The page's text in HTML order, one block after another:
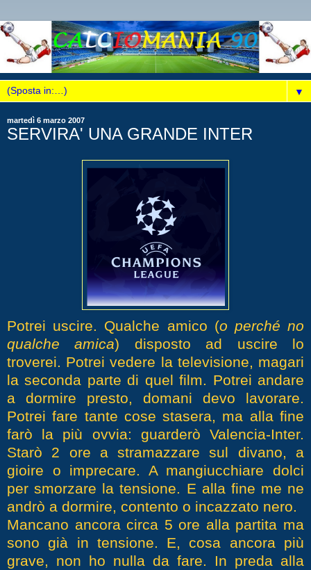
▼
martedì 6 marzo 2007
SERVIRA' UNA GRANDE INTER
Potrei uscire. Qualche amico (o perché no
qualche amica) disposto ad uscire lo
troverei. Potrei vedere la televisione, magari
la seconda parte di quel film. Potrei andare
a dormire presto, domani devo lavorare.
Potrei fare tante cose stasera, ma alla fine
farò la più ovvia: guarderò Valencia-Inter.
Starò 2 ore a stramazzare sul divano, a
gioire o imprecare. A mangiucchiare dolci
per smorzare la tensione. E alla fine me ne
andrò a dormire, contento o incazzato nero.
Mancano ancora circa 5 ore alla partita ma
sono già in tensione. E, cosa ancora più
grave, non ho nulla da fare. In preda alla